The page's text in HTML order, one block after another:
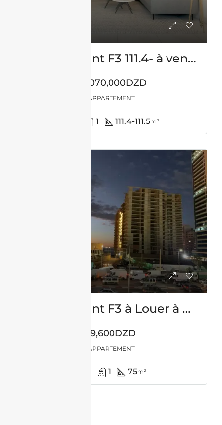
Appartement F3 111.4- à vendre – Les Amandiers – ORAN avec suite parentale
20,070,000DZD
APPARTEMENT
1 111.4-111.5m²
Appartement F3 à Louer à Akid Lotfi, Oran
19,600DZD
APPARTEMENT
1 75m²